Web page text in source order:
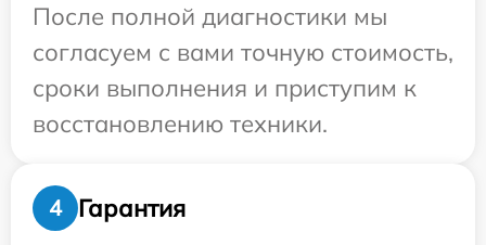
После полной диагностики мы
согласуем с вами точную стоимость,
сроки выполнения и приступим к
восстановлению техники.
4
Гарантия